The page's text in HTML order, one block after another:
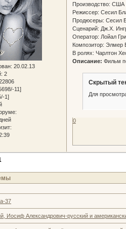
: 20.02.13
2
11]
1]
Производство: США
Режиссер: Сесил
Продюсеры: Сесил
Сценарий: Дж.Х.
Оператор: Лойал
Композитор: Элмер
В ролях: Чарлтон
Описание: Фильм
Скрытый
Для
0
37
Иосиф Александрович-русский и